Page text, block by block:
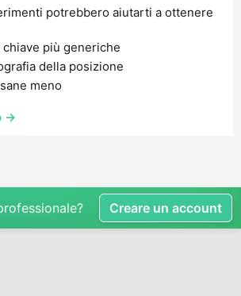
potrebbero aiutarti a ottenere
più generiche
della posizione
meno
→
Creare un account